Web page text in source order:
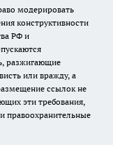
модерировать
конструктивности
РФ и
разжигающие
или вражду, а
ссылок не
эти требования,
правоохранительные